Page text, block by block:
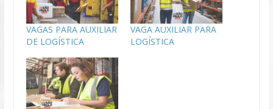
VAGAS PARA AUXILIAR
DE LOGÍSTICA
VAGA AUXILIAR PARA
LOGÍSTICA